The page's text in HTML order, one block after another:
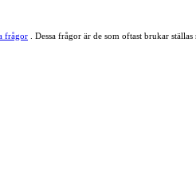
frågor . Dessa frågor är de som oftast brukar